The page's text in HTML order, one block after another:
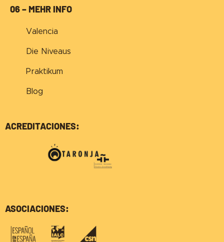
ACREDITACIONES:
ASOCIACIONES:
06 – MEHR INFO
Valencia
Die Niveaus
Praktikum
Blog